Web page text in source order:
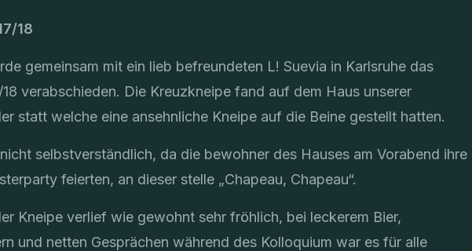
18
gemeinsam mit ein lieb befreundeten L! Suevia in Karlsruhe das
verabschieden. Die Kreuzkneipe fand auf dem Haus unserer
statt welche eine ansehnliche Kneipe auf die Beine gestellt hatten.
selbstverständlich, da die bewohner des Hauses am Vorabend ihre
feierten, an dieser stelle „Chapeau, Chapeau“.
Kneipe verlief wie gewohnt sehr fröhlich, bei leckerem Bier,
und netten Gesprächen während des Kolloquium war es für alle